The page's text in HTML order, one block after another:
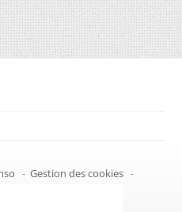
- Gestion des cookies -